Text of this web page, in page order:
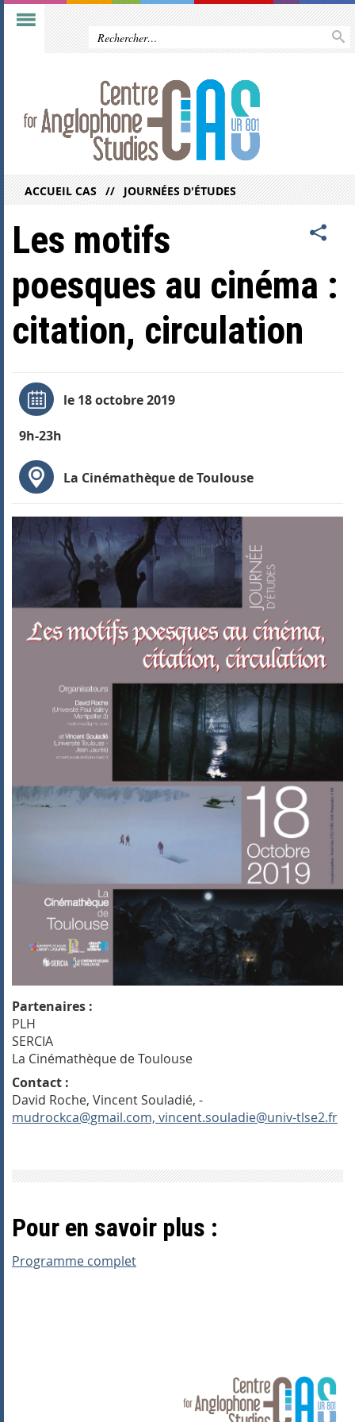
ACCUEIL CAS JOURNÉES D'ÉTUDES
Les motifs
poesques au cinéma :
citation, circulation
le 18 octobre 2019
9h-23h
La Cinémathèque de Toulouse
Partenaires :
PLH
SERCIA
La Cinémathèque de Toulouse
Contact :
David Roche, Vincent Souladié, -
mudrockca@gmail.com, vincent.souladie@univ-tlse2.fr
Pour en savoir plus :
Programme complet